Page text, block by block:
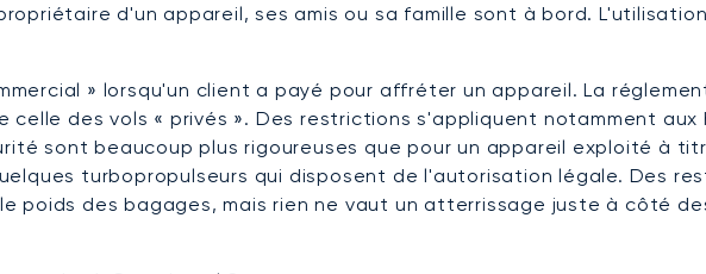
d'un appareil, ses amis ou sa famille sont à bord.
» lorsqu'un client a payé pour affréter un appareil. La
celle des vols « privés ». Des restrictions s'appliquent notamment
sont beaucoup plus rigoureuses que pour un appareil exploité à
turbopropulseurs qui disposent de l'autorisation légale. Des
poids des bagages, mais rien ne vaut un atterrissage juste à côté